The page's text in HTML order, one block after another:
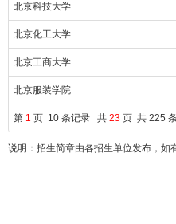
北京科技大学
北京化工大学
北京工商大学
北京服装学院
第 1 页 10 条记录 共 23 页 共 225
说明：招生简章由各招生单位发布，如